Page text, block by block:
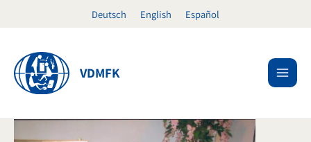
Deutsch English Español
VDMFK